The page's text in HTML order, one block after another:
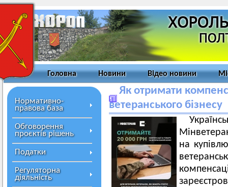
Головна Новини Відео новини
Нормативно-
правова база
Обговорення
проєктів рішень
Податки
Регуляторна
діяльність
Як отримати
ветеранського бізнесу
на